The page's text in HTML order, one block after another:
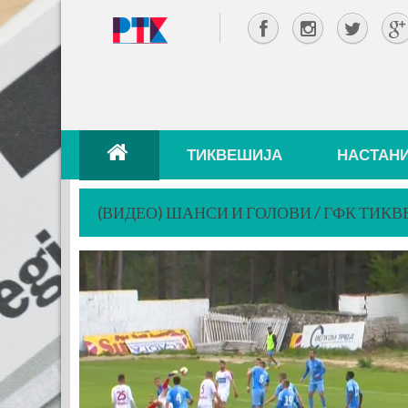
ТИКВЕШИЈА
(ВИДЕО) ШАНСИ И ГОЛОВИ / ГФК